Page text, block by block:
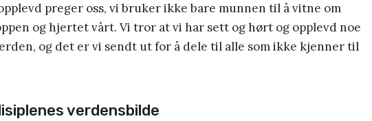
preger oss, vi bruker ikke bare munnen til å vitne om
og hjertet vårt. Vi tror at vi har sett og hørt og opplevd noe
og det er vi sendt ut for å dele til alle som ikke kjenner til
verdensbilde